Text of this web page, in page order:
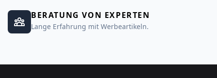
BERATUNG VON EXPERTEN
Lange Erfahrung mit Werbeartikeln.